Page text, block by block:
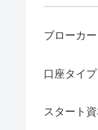
ブローカ
口座タイ
スタート